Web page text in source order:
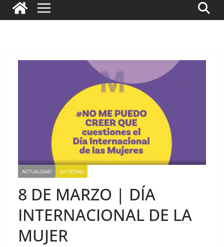
ACTUALIDAD SOCIEDAD
8 DE MARZO | DÍA
INTERNACIONAL DE LA
MUJER